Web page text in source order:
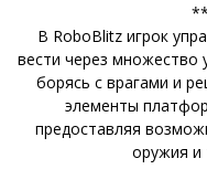
В RoboBlitz игрок
вести через множество
борясь с врагами и
элементы
предоставляя
оружия и